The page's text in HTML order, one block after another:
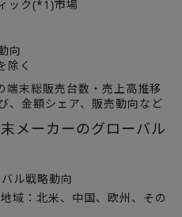
ック(*1)市場
向
除く
末総販売台数・売上高推移
、金額シェア、販売動向など
メーカーのグローバル
ル戦略動向
域：北米、中国、欧州、その